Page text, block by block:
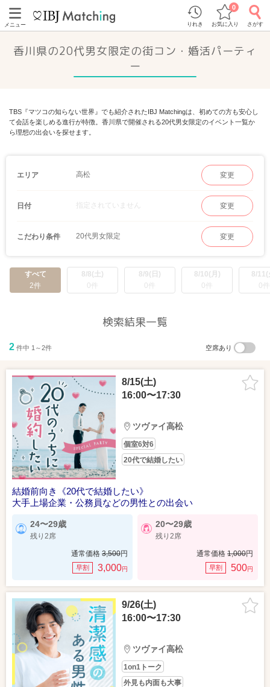
メニュー りれき お気に入り
0
さがす
香川県の20代男女限定の街コン・婚活パーティ
ー
TBS『マツコの知らない世界』でも紹介されたIBJ Matchingは、初めての方も安心し
て会話を楽しめる進行が特徴。香川県で開催される20代男女限定のイベント一覧か
ら理想の出会いを探せます。
エリア 高松 変更
日付 指定されていません 変更
こだわり条件 20代男女限定 変更
すべて
2件
8/8(土)
0件
8/9(日)
0件
8/10(月)
0件
8/11(
0件
検索結果一覧
2 件中 1～2件 空席あり
8/15(土)
16:00〜17:30
ツヴァイ高松
個室6対6
20代で結婚したい
結婚前向き《20代で結婚したい》
大手上場企業・公務員などの男性との出会い
24〜29歳
残り2席
通常価格 3,500円
早割 3,000円
20〜29歳
残り2席
通常価格 1,000円
早割 500円
9/26(土)
16:00〜17:30
ツヴァイ高松
1on1トーク
外見も内面も大事